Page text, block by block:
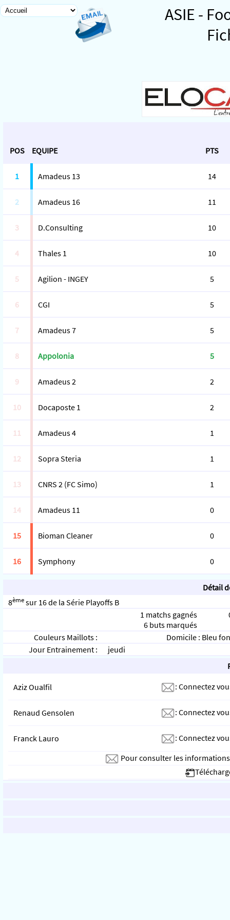
ASIE -
POS EQUIPE PTS
1 Amadeus 13 14
2 Amadeus 16 11
3 D.Consulting 10
4 Thales 1 10
5 Agilion - INGEY 5
6 CGI 5
7 Amadeus 7 5
8 Appolonia 5
9 Amadeus 2 2
10 Docaposte 1 2
11 Amadeus 4 1
12 Sopra Steria 1
13 CNRS 2 (FC Simo) 1
14 Amadeus 11 0
15 Bioman Cleaner 0
16 Symphony 0
Détail
8èmesur 16 de la Série Playoffs B
1 matchs gagnés
6 buts marqués
Couleurs Maillots :
Domicile : Bleu
Jour Entrainement :
jeudi
Aziz Oualfil :Connectez
Renaud Gensolen :Connectez
Franck Lauro :Connectez
Pour consulter les